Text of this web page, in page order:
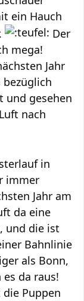
ein Hauch
Der
mega!
Jahr
bezüglich
und gesehen
nach
in
immer
Jahr am
da eine
und die ist
Bahnlinie
als Bonn,
da raus!
Puppen